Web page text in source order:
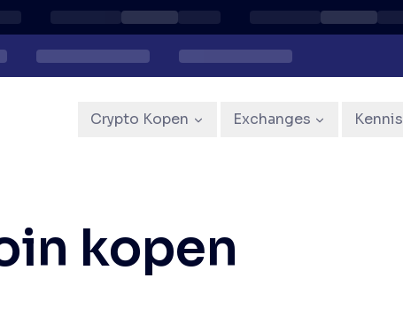
Crypto Kopen Exchanges
kopen